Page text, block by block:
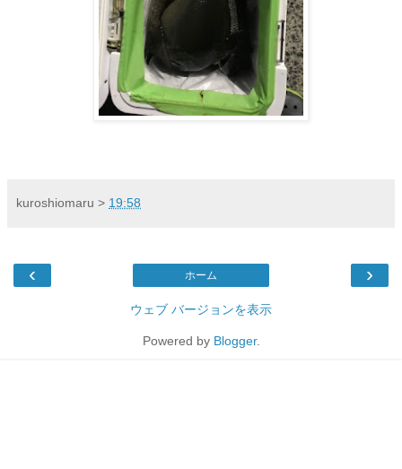
kuroshiomaru > 19:58
‹ ›
ホーム
ウェブ バージョンを表示
Powered by Blogger.